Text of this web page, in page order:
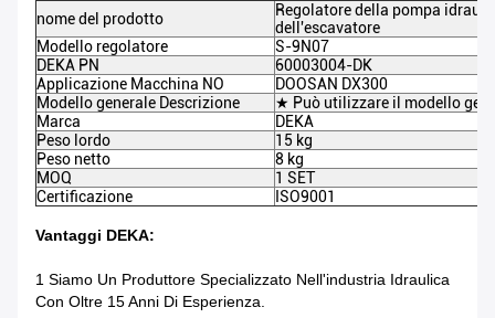
nome del prodotto
Regolatore della pompa
dell'escavatore
Modello regolatore
S-9N07
DEKA PN
60003004-DK
Applicazione Macchina NO
DOOSAN DX300
Modello generale Descrizione
★ Può utilizzare il modello
Marca
DEKA
Peso lordo
15 kg
Peso netto
8 kg
MOQ
1 SET
Certificazione
ISO9001
Vantaggi DEKA:
1 Siamo Un Produttore Specializzato Nell'industria Idraulica
Con Oltre 15 Anni Di Esperienza.